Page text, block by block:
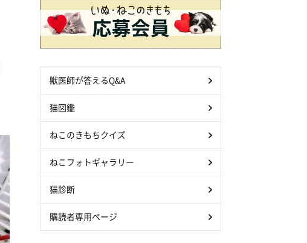
獣医師が答えるQ&A
猫図鑑
ねこのきもちクイズ
ねこフォトギャラリー
猫診断
購読者専用ページ